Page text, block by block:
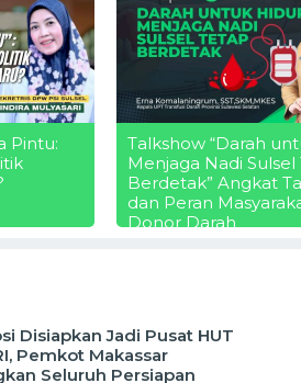
Pintu:
Talkshow “Darah
Menjaga Nadi Sulsel
Berdetak” Angkat
dan Peran
Donor Darah
Disiapkan Jadi Pusat HUT
Pemkot Makassar
Seluruh Persiapan